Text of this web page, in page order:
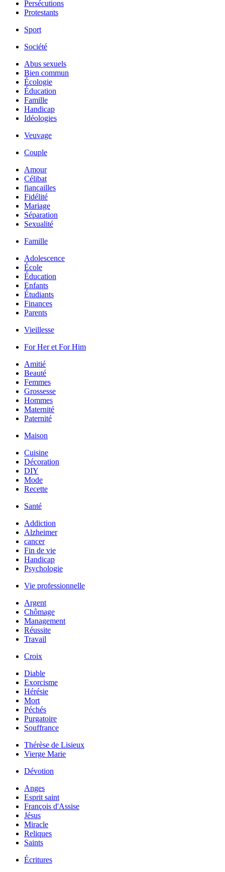
Persécutions
Protestants
Sport
Société
Abus sexuels
Bien commun
Écologie
Éducation
Famille
Handicap
Idéologies
Veuvage
Couple
Amour
Célibat
fiancailles
Fidélité
Mariage
Séparation
Sexualité
Famille
Adolescence
École
Éducation
Enfants
Étudiants
Finances
Parents
Vieillesse
For Her et For Him
Amitié
Beauté
Femmes
Grossesse
Hommes
Maternité
Paternité
Maison
Cuisine
Décoration
DIY
Mode
Recette
Santé
Addiction
Alzheimer
cancer
Fin de vie
Handicap
Psychologie
Vie professionnelle
Argent
Chômage
Management
Réussite
Travail
Croix
Diable
Exorcisme
Hérésie
Mort
Péchés
Purgatoire
Souffrance
Thérèse de Lisieux
Vierge Marie
Dévotion
Anges
Esprit saint
François d'Assise
Jésus
Miracle
Reliques
Saints
Écritures